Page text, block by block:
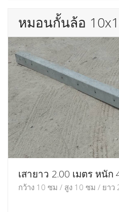
หมอนกั้นล้อ
เสายาว 2.00 เมตร หนัก
กว้าง 10 ซม / สูง 10 ซม / ยาว